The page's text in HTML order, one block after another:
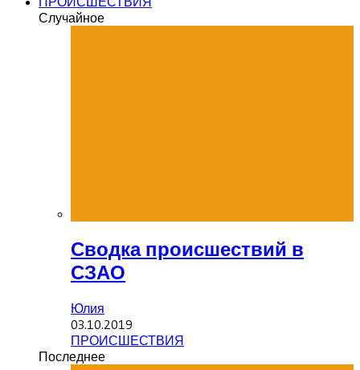
Случайное
Сводка происшествий в
СЗАО
Юлия
03.10.2019
ПРОИСШЕСТВИЯ
Последнее